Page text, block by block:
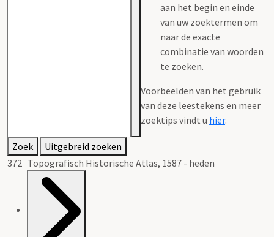
aan het begin en einde
van uw zoektermen om
naar de exacte
combinatie van woorden
te zoeken.
Voorbeelden van het gebruik
van deze leestekens en meer
zoektips vindt u hier.
Zoek
Uitgebreid zoeken
372 Topografisch Historische Atlas, 1587 - heden